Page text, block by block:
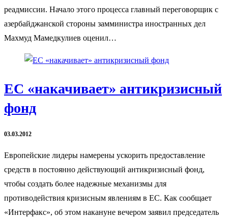
реадмиссии. Начало этого процесса главный переговорщик с
азербайджанской стороны замминистра иностранных дел
Махмуд Мамедкулиев оценил…
ЕС «накачивает» антикризисный
фонд
03.03.2012
Европейские лидеры намерены ускорить предоставление
средств в постоянно действующий антикризисный фонд,
чтобы создать более надежные механизмы для
противодействия кризисным явлениям в ЕС. Как сообщает
«Интерфакс», об этом накануне вечером заявил председатель